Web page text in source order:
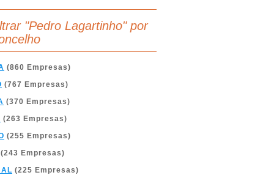
"Pedro Lagartinho" por
(860 Empresas)
(767 Empresas)
(370 Empresas)
(263 Empresas)
(255 Empresas)
(243 Empresas)
(225 Empresas)